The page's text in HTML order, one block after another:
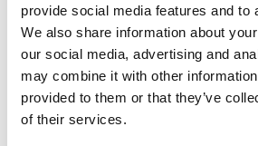
provide social media features and to
We also share information about
our social media, advertising and
may combine it with other
provided to them or that they’ve
of their services.
cymeradwyo.
Cyfrannu at
Comisiwn
Adolygu ac asesu gallu’r